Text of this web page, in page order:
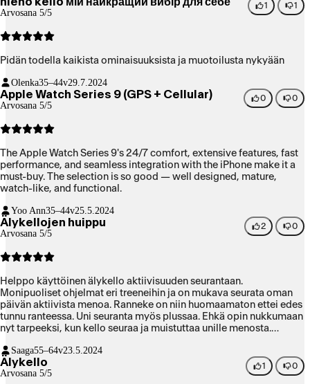
Arvosana 5/5
1 1
Pidän todella kaikista ominaisuuksista ja muotoilusta nykyään
Olenka35–44v29.7.2024
Apple Watch Series 9 (GPS + Cellular)
Arvosana 5/5
0 0
The Apple Watch Series 9's 24/7 comfort, extensive features, fast
performance, and seamless integration with the iPhone make it a
must-buy. The selection is so good — well designed, mature,
watch-like, and functional.
Yoo Ann35–44v25.5.2024
Älykellojen huippu
Arvosana 5/5
2 0
Helppo käyttöinen älykello aktiivisuuden seurantaan.
Monipuoliset ohjelmat eri treeneihin ja on mukava seurata oman
päivän aktiivista menoa. Ranneke on niin huomaamaton ettei edes
tunnu ranteessa. Uni seuranta myös plussaa. Ehkä opin nukkumaan
nyt tarpeeksi, kun kello seuraa ja muistuttaa unille menosta.
Saaga55–64v23.5.2024
Älykello
Arvosana 5/5
1 0